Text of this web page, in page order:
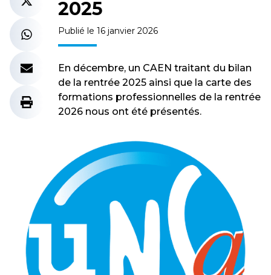
2025
Publié le 16 janvier 2026
En décembre, un CAEN traitant du bilan
de la rentrée 2025 ainsi que la carte des
formations professionnelles de la rentrée
2026 nous ont été présentés.